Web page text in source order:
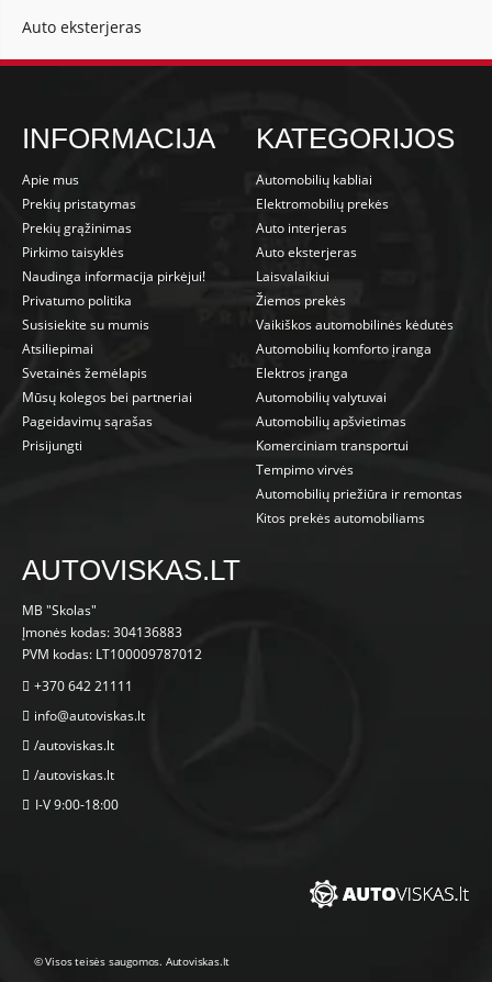
Auto eksterjeras
INFORMACIJA
Apie mus
Prekių pristatymas
Prekių grąžinimas
Pirkimo taisyklės
Naudinga informacija pirkėjui!
Privatumo politika
Susisiekite su mumis
Atsiliepimai
Svetainės žemėlapis
Mūsų kolegos bei partneriai
Pageidavimų sąrašas
Prisijungti
KATEGORIJOS
Automobilių kabliai
Elektromobilių prekės
Auto interjeras
Auto eksterjeras
Laisvalaikiui
Žiemos prekės
Vaikiškos automobilinės kėdutės
Automobilių komforto įranga
Elektros įranga
Automobilių valytuvai
Automobilių apšvietimas
Komerciniam transportui
Tempimo virvės
Automobilių priežiūra ir remontas
Kitos prekės automobiliams
AUTOVISKAS.LT
MB "Skolas"
Įmonės kodas: 304136883
PVM kodas: LT100009787012
+370 642 21111
info@autoviskas.lt
/autoviskas.lt
/autoviskas.lt
I-V 9:00-18:00
© Visos teisės saugomos. Autoviskas.lt